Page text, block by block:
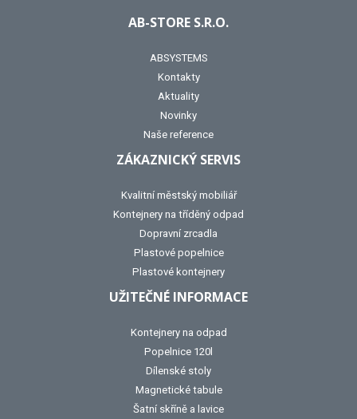
AB-STORE S.R.O.
ABSYSTEMS
Kontakty
Aktuality
Novinky
Naše reference
ZÁKAZNICKÝ SERVIS
Kvalitní městský mobiliář
Kontejnery na tříděný odpad
Dopravní zrcadla
Plastové popelnice
Plastové kontejnery
UŽITEČNÉ INFORMACE
Kontejnery na odpad
Popelnice 120l
Dílenské stoly
Magnetické tabule
Šatní skříně a lavice